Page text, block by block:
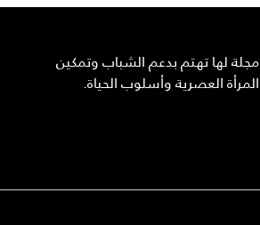
مجلة لها تهتم بدعم الشباب وتمكين
المرأة العصرية وأسلوب الحياة.